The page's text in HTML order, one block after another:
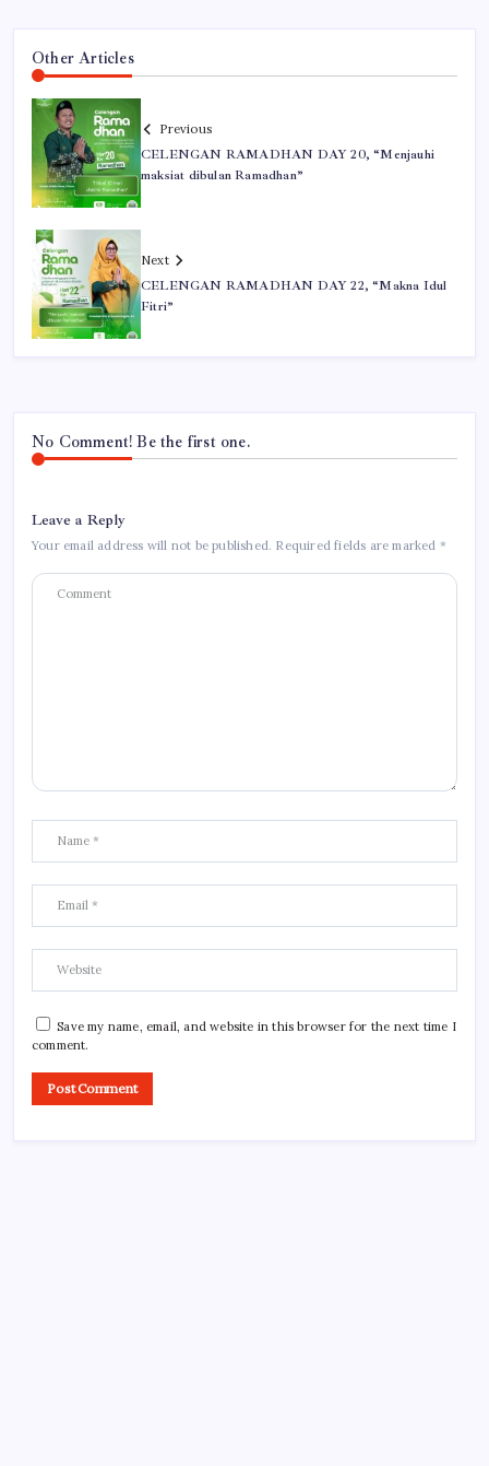
Other Articles
Previous
CELENGAN RAMADHAN DAY 20, “Menjauhi
maksiat dibulan Ramadhan”
Next
CELENGAN RAMADHAN DAY 22, “Makna Idul
Fitri”
No Comment! Be the first one.
Leave a Reply
Your email address will not be published. Required fields are marked *
Save my name, email, and website in this browser for the next time I
comment.